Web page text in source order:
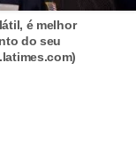
é melhor
do seu